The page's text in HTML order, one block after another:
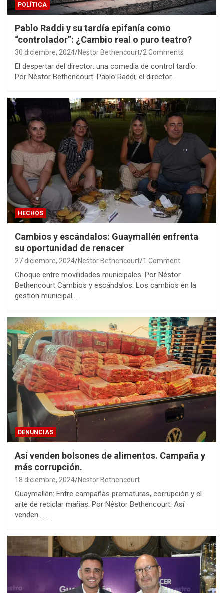
POLÍTICA
Pablo Raddi y su tardía epifanía como
“controlador”: ¿Cambio real o puro teatro?
30 diciembre, 2024 Nestor Bethencourt 2 Comments
El despertar del director: una comedia de control tardío.
Por Néstor Bethencourt. Pablo Raddi, el director…
HECHOS
Cambios y escándalos: Guaymallén enfrenta
su oportunidad de renacer
27 diciembre, 2024 Nestor Bethencourt 1 Comment
Choque entre movilidades municipales. Por Néstor
Bethencourt Cambios y escándalos: Los cambios en la
gestión municipal…
DENUNCIAS
Así venden bolsones de alimentos. Campaña y
más corrupción.
18 diciembre, 2024 Nestor Bethencourt
Guaymallén: Entre campañas prematuras, corrupción y el
arte de reciclar mañas. Por Néstor Bethencourt. Así
venden….…